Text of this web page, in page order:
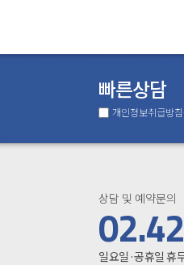
빠른상담
개인정보취급방
상담 및 예약문의
일요일·공휴일 휴